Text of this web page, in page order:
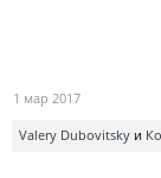
1 мар 2017
Valery Dubovitsky и